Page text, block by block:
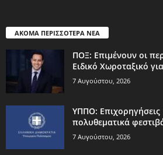
ΑΚΟΜΑ ΠΕΡΙΣΣΟΤΕΡΑ ΝΕΑ
ΠΟΞ: Επιμένουν οι
Ειδικό Χωροταξικό
7 Αυγούστου, 2026
ΥΠΠΟ: Επιχορηγήσεις
πολυθεματικά
7 Αυγούστου, 2026